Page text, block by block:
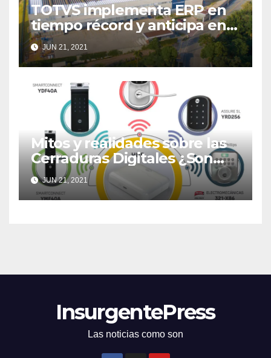
TOTVS implementa ERP en
tiempo récord y anticipa en
tres meses el inicio de las
actividades de HND en
México
JUN 21, 2021
Mitos y realidades sobre las
Cerraduras Digitales ¿Son
realmente seguras?
JUN 21, 2021
InsurgentePress
Las noticias como son